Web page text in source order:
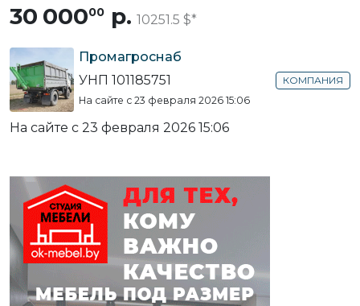
30 00000 р. 10251.5 $
Промагроснаб
УНП 101185751
КОМПАНИЯ
На сайте с 23 февраля 2026 15:06
На сайте с 23 февраля 2026 15:06